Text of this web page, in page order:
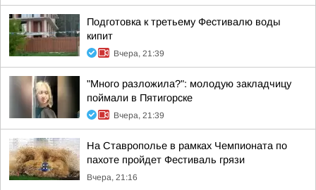
Подготовка к третьему Фестивалю воды
кипит
Вчера, 21:39
"Много разложила?": молодую закладчицу
поймали в Пятигорске
Вчера, 21:39
На Ставрополье в рамках Чемпионата по
пахоте пройдет Фестиваль грязи
Вчера, 21:16